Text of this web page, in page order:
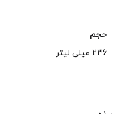
حجم
236 میلی لیتر